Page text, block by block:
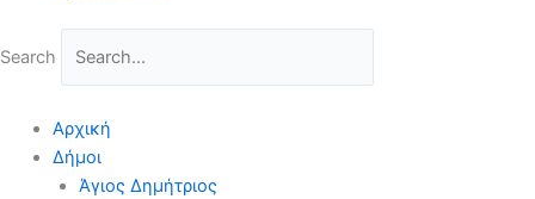
Search
Αρχική
Δήμοι
Άγιος Δημήτριος